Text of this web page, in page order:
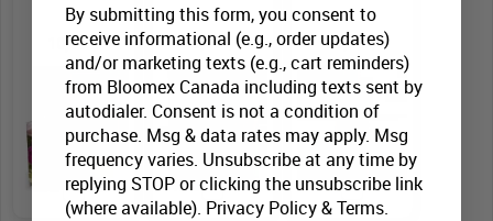
10,99 $ 5,99 $ 32,99 $
By submitting this form, you consent to
receive informational (e.g., order updates)
and/or marketing texts (e.g., cart reminders)
from Bloomex Canada including texts sent by
autodialer. Consent is not a condition of
purchase. Msg & data rates may apply. Msg
frequency varies. Unsubscribe at any time by
replying STOP or clicking the unsubscribe link
(where available). Privacy Policy&Terms.